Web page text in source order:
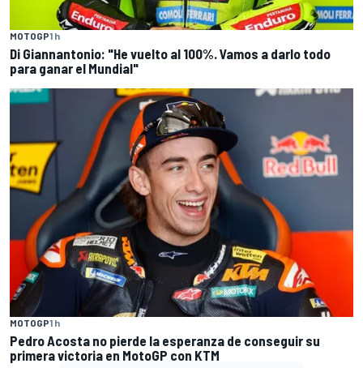
MOTOGP1 h
Di Giannantonio: "He vuelto al 100%. Vamos a darlo todo
para ganar el Mundial"
MOTOGP1 h
Pedro Acosta no pierde la esperanza de conseguir su
primera victoria en MotoGP con KTM